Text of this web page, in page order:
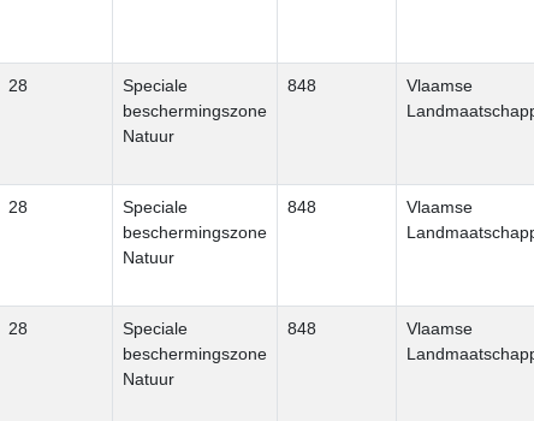
28
Speciale
beschermingszone
Natuur
848
Vlaamse
28
Speciale
beschermingszone
Natuur
848
Vlaamse
28
Speciale
beschermingszone
Natuur
848
Vlaamse